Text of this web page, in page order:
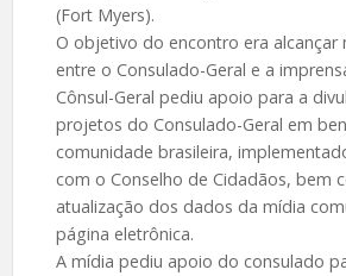
(Fort Myers).
O objetivo do encontro era alcançar
entre o Consulado-Geral e a
Cônsul-Geral pediu apoio para a
projetos do Consulado-Geral em
comunidade brasileira,
com o Conselho de Cidadãos, bem
atualização dos dados da mídia
página eletrônica.
A mídia pediu apoio do consulado